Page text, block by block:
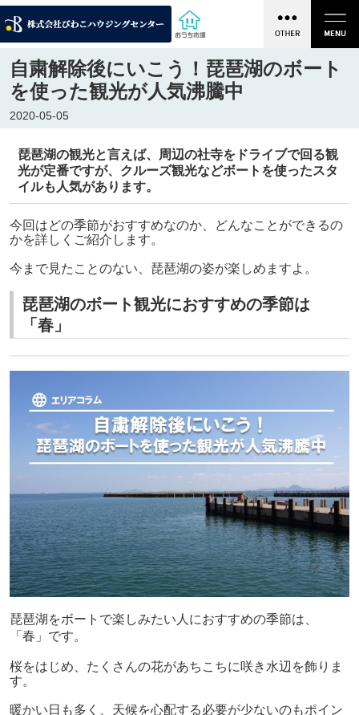
自粛解除後にいこう！琵琶湖のボート
を使った観光が人気沸騰中
2020-05-05
琵琶湖の観光と言えば、周辺の社寺をドライブで回る観
光が定番ですが、クルーズ観光などボートを使ったスタ
イルも人気があります。
今回はどの季節がおすすめなのか、どんなことができるの
かを詳しくご紹介します。
今まで見たことのない、琵琶湖の姿が楽しめますよ。
琵琶湖のボート観光におすすめの季節は
「春」
琵琶湖をボートで楽しみたい人におすすめの季節は、
「春」です。
桜をはじめ、たくさんの花があちこちに咲き水辺を飾りま
す。
暖かい日も多く、天候を心配する必要が少ないのもポイン